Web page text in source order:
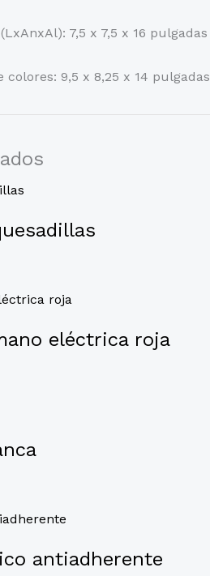
7,5 x 7,5 x 16 pulgadas
colores: 9,5 x 8,25 x 14 pulgadas
eléctrica roja
antiadherente